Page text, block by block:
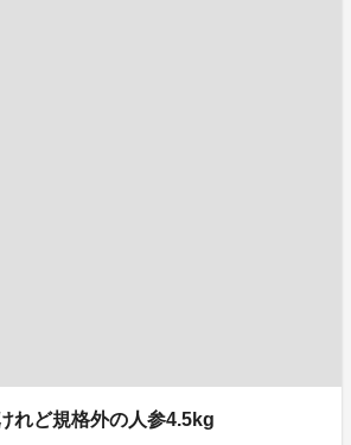
れど規格外の人参4.5kg